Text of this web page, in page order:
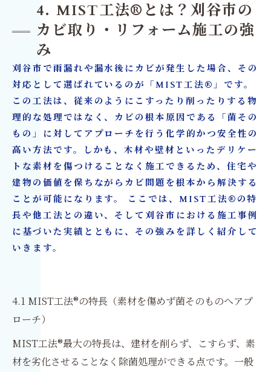
4. MIST工法®とは？刈谷市の
カビ取り・リフォーム施工の強
み
刈谷市で雨漏れや漏水後にカビが発生した場合、その
対応として選ばれているのが「MIST工法®」です。
この工法は、従来のようにこすったり削ったりする物
理的な処理ではなく、カビの根本原因である「菌その
もの」に対してアプローチを行う化学的かつ安全性の
高い方法です。しかも、木材や壁材といったデリケー
トな素材を傷つけることなく施工できるため、住宅や
建物の価値を保ちながらカビ問題を根本から解決する
ことが可能になります。 ここでは、MIST工法®の特
長や他工法との違い、そして刈谷市における施工事例
に基づいた実績とともに、その強みを詳しく紹介して
いきます。
4.1 MIST工法®の特長（素材を傷めず菌そのものへアプ
ローチ）
MIST工法®最大の特長は、建材を削らず、こすらず、素
材を劣化させることなく除菌処理ができる点です。一般